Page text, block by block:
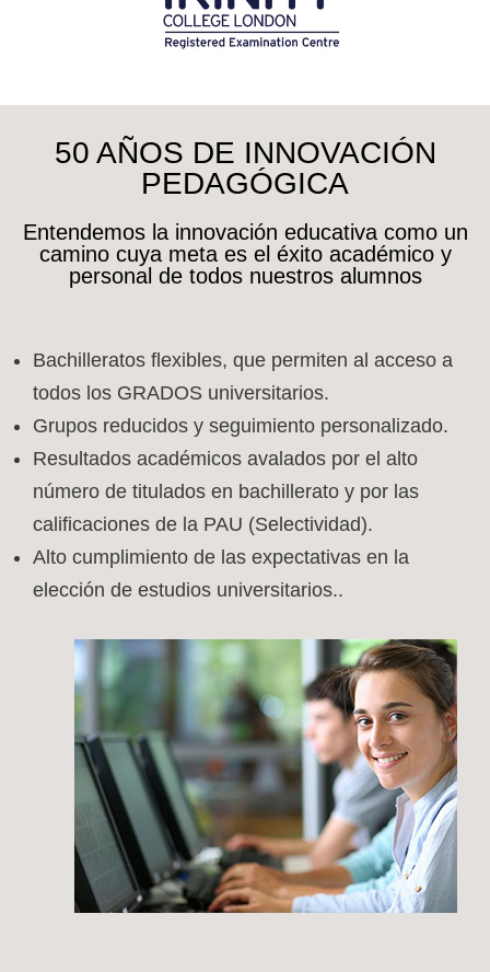
50 AÑOS DE INNOVACIÓN
PEDAGÓGICA
Entendemos la innovación educativa como un
camino cuya meta es el éxito académico y
personal de todos nuestros alumnos
Bachilleratos flexibles, que permiten al acceso a
todos los GRADOS universitarios.
Grupos reducidos y seguimiento personalizado.
Resultados académicos avalados por el alto
número de titulados en bachillerato y por las
calificaciones de la PAU (Selectividad).
Alto cumplimiento de las expectativas en la
elección de estudios universitarios..